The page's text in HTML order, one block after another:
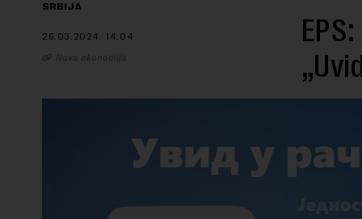
SRBIJA
26.03.2024. 14:04
Nova ekonomija